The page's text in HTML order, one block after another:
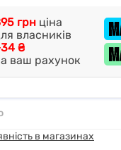
₴
ваш рахунок
грн ціна
власників
*
в магазинах